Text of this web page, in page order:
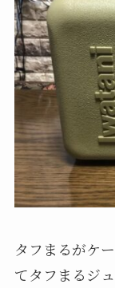
タフまるがケ
てタフまるジ